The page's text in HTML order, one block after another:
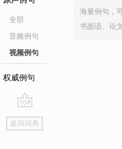
全部
音频例句
视频例句
权威例句
go
top
返回词典
海量例句，
书面语、论